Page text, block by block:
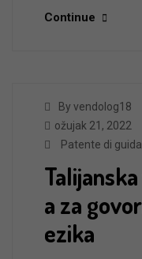
Continue
By vendolog18
ožujak 21, 2022
Patente di guida
a za
ezika